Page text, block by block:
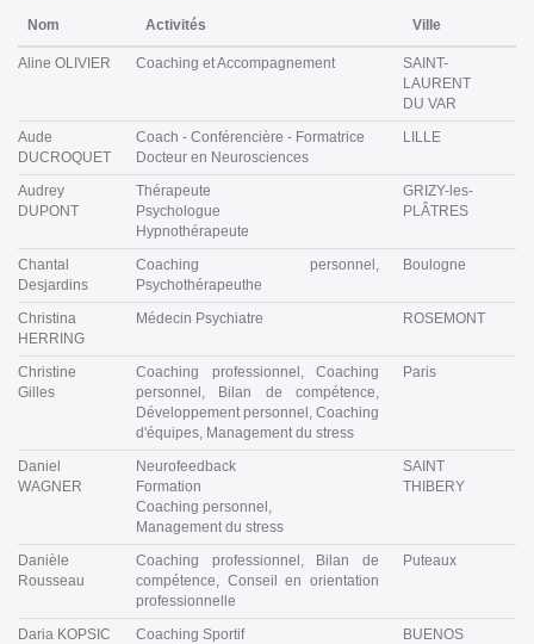
Nom Activités Ville
Aline OLIVIER Coaching et Accompagnement
SAINT-
LAURENT
DU VAR
Aude
DUCROQUET
Coach - Conférencière - Formatrice
Docteur en Neurosciences
LILLE
Audrey
DUPONT
Thérapeute
Psychologue
Hypnothérapeute
GRIZY-les-
PLÂTRES
Chantal
Desjardins
Coaching personnel,
Psychothérapeuthe
Boulogne
Christina
HERRING
Médecin Psychiatre ROSEMONT
Christine
Gilles
Coaching professionnel, Coaching
personnel, Bilan de compétence,
Développement personnel, Coaching
d'équipes, Management du stress
Paris
Daniel
WAGNER
Neurofeedback
Formation
Coaching personnel,
Management du stress
SAINT
THIBERY
Danièle
Rousseau
Coaching professionnel, Bilan de
compétence, Conseil en orientation
professionnelle
Puteaux
Daria KOPSIC
Coaching Sportif
BUENOS